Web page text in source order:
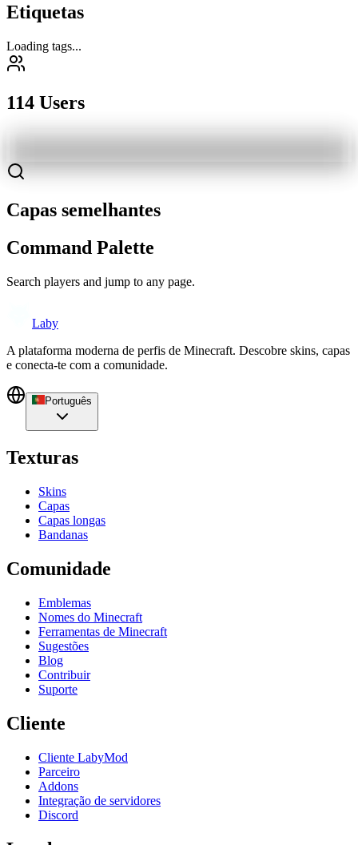
Etiquetas
Loading tags...
114 Users
Capas semelhantes
Command Palette
Search players and jump to any page.
Laby
A plataforma moderna de perfis de Minecraft. Descobre skins, capas
e conecta-te com a comunidade.
Português
Texturas
Skins
Capas
Capas longas
Bandanas
Comunidade
Emblemas
Nomes do Minecraft
Ferramentas de Minecraft
Sugestões
Blog
Contribuir
Suporte
Cliente
Cliente LabyMod
Parceiro
Addons
Integração de servidores
Discord